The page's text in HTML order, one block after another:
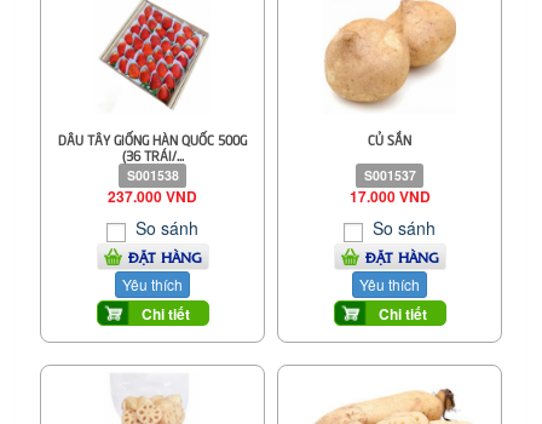
DÂU TÂY GIỐNG HÀN QUỐC 500G
(36 TRÁI/...
S001538
237.000 VND
So sánh
ĐẶT HÀNG
Yêu thích
Chi tiết
CỦ SẮN
S001537
17.000 VND
So sánh
ĐẶT HÀNG
Yêu thích
Chi tiết